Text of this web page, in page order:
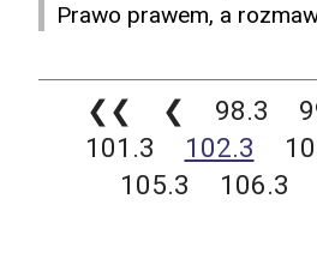
Prawo prawem, a
❮❮ ❮ 98.3
101.3
102.3
105.3
106.3